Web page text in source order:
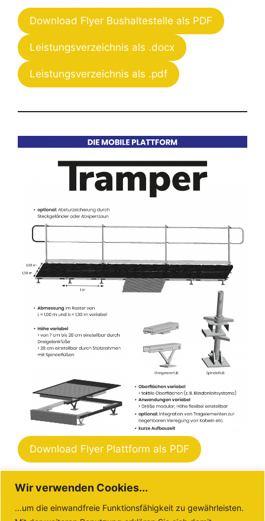
Wir verwenden Cookies...
...um die einwandfreie Funktionsfähigkeit zu gewährleisten.
Download Flyer Bushaltestelle als PDF
Leistungsverzeichnis als .docx
Leistungsverzeichnis als .pdf
Download Flyer Plattform als PDF